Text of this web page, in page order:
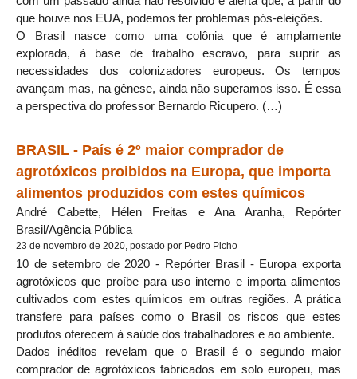
que houve nos EUA, podemos ter problemas pós-eleições.
O Brasil nasce como uma colônia que é amplamente
explorada, à base de trabalho escravo, para suprir as
necessidades dos colonizadores europeus. Os tempos
avançam mas, na gênese, ainda não superamos isso. É essa
a perspectiva do professor Bernardo Ricupero. (…)
BRASIL - País é 2º maior comprador de
agrotóxicos proibidos na Europa, que importa
alimentos produzidos com estes químicos
André Cabette, Hélen Freitas e Ana Aranha, Repórter
Brasil/Agência Pública
23 de novembro de 2020, postado por Pedro Picho
10 de setembro de 2020 - Repórter Brasil - Europa exporta
agrotóxicos que proíbe para uso interno e importa alimentos
cultivados com estes químicos em outras regiões. A prática
transfere para países como o Brasil os riscos que estes
produtos oferecem à saúde dos trabalhadores e ao ambiente.
Dados inéditos revelam que o Brasil é o segundo maior
comprador de agrotóxicos fabricados em solo europeu, mas